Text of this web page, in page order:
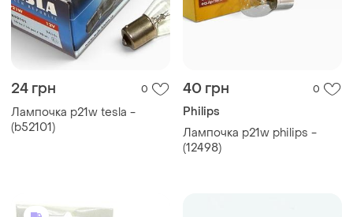
24 грн 0
Лампочка p21w tesla -
(b52101)
40 грн 0
Philips
Лампочка p21w philips -
(12498)